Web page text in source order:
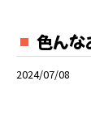
色んな
2024/07/08